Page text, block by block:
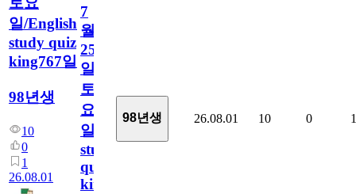
일/English
study quiz
king767일
98년생
10
0
1
26.08.01
7
월
25
일
토
요
일/English
study
quiz
king767
98년생 26.08.01 10 0 1